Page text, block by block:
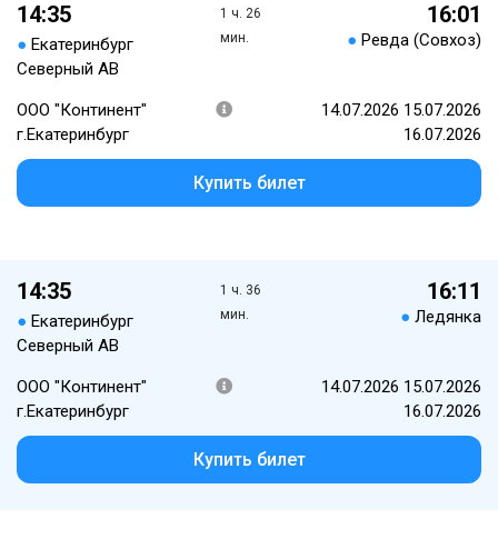
14:35
● Екатеринбург
Северный АВ
1 ч. 26
мин.
16:01
● Ревда (Совхоз)
ООО "Континент"
г.Екатеринбург
14.07.2026 15.07.2026
16.07.2026
Купить билет
14:35
● Екатеринбург
Северный АВ
1 ч. 36
мин.
16:11
● Ледянка
ООО "Континент"
г.Екатеринбург
14.07.2026 15.07.2026
16.07.2026
Купить билет